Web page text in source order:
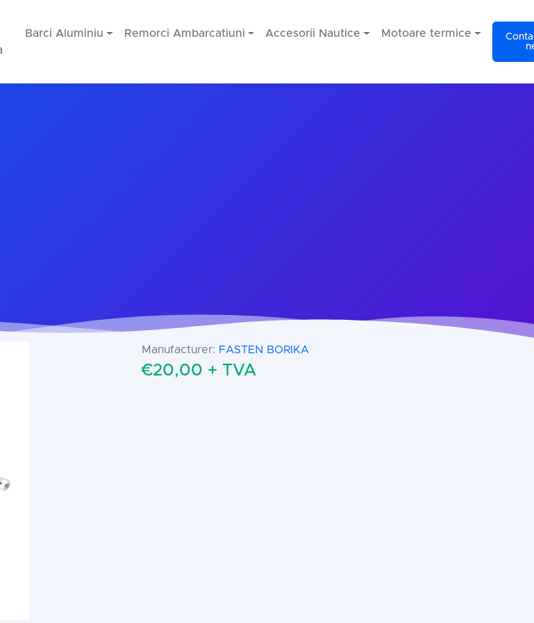
Barci Aluminiu Remorci Ambarcatiuni Accesorii Nautice Motoare termice
Manufacturer: FASTEN BORIKA
€20,00 + TVA